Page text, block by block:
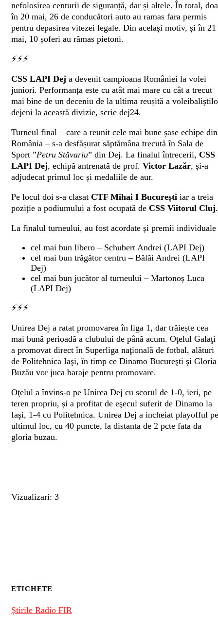
nefolosirea centurii de siguranță, dar și altele. În total,
în 20 mai, 26 de conducători auto au ramas fara permis
pentru depasirea vitezei legale. Din același motiv, și în 21
mai, 10 șoferi au rămas pietoni.
⚡️⚡️⚡️
CSS LAPI Dej a devenit campioana României la volei
juniori. Performanța este cu atât mai mare cu cât a trecut
mai bine de un deceniu de la ultima reușită a
dejeni la această divizie, scrie dej24.
Turneul final – care a reunit cele mai bune șase echipe din
România – s-a desfășurat săptămâna trecută în Sala de
Sport ”Petru Stăvariu” din Dej. La finalul întrecerii, CSS
LAPI Dej, echipă antrenată de prof. Victor Lazăr, și-a
adjudecat primul loc și medaliile de aur.
Pe locul doi s-a clasat CTF Mihai I București iar a treia
poziție a podiumului a fost ocupată de CSS Viitorul Cluj.
La finalul turneului, au fost acordate și premii individuale
cel mai bun libero – Schubert Andrei (LAPI Dej)
cel mai bun trăgător centru – Bălăi Andrei (LAPI
Dej)
cel mai bun jucător al turneului – Martonoș Luca
(LAPI Dej)
⚡️⚡️⚡️
Unirea Dej a ratat promovarea în liga 1, dar trăiește cea
mai bună perioadă a clubului de până acum. Oţelul Galaţi
a promovat direct în Superliga naţională de fotbal, alături
de Politehnica Iaşi, în timp ce Dinamo Bucureşti şi Gloria
Buzău vor juca baraje pentru promovare.
Oţelul a învins-o pe Unirea Dej cu scorul de 1-0, ieri, pe
teren propriu, şi a profitat de eşecul suferit de Dinamo la
Iaşi, 1-4 cu Politehnica. Unirea Dej a incheiat playofful pe
ultimul loc, cu 40 puncte, la distanta de 2 pcte fata da
gloria buzau.
Vizualizari: 3
ETICHETE
Știrile Radio FIR